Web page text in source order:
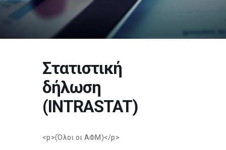
Στατιστική
δήλωση
(INTRASTAT)
<p>(Όλοι οι ΑΦΜ)</p>